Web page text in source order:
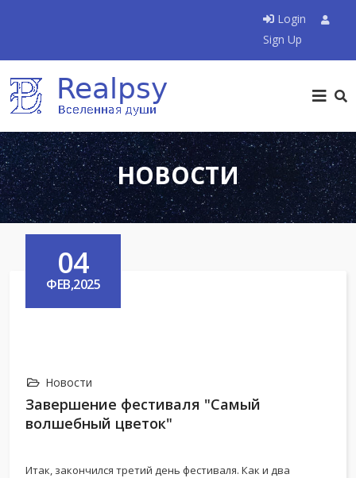
Login
Sign Up
НОВОСТИ
04
ФЕВ,2025
Новости
Завершение фестиваля "Самый
волшебный цветок"
Итак, закончился третий день фестиваля. Как и два